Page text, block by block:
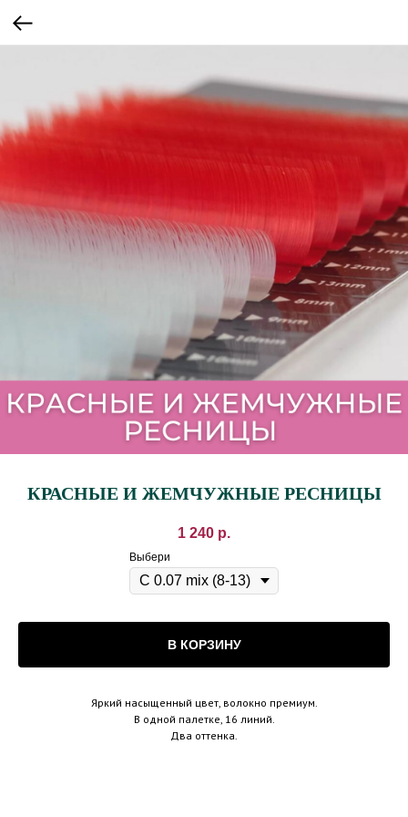
КРАСНЫЕ И ЖЕМЧУЖНЫЕ РЕСНИЦЫ
1 240 р.
Выбери
В КОРЗИНУ
Яркий насыщенный цвет, волокно премиум.
В одной палетке, 16 линий.
Два оттенка.